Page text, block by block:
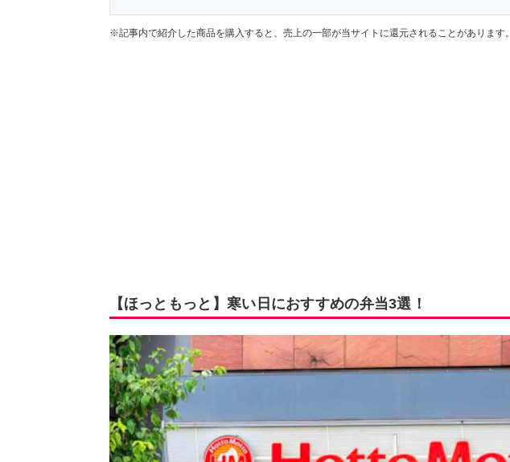
※記事内で紹介した商品を購入すると、売上の一部が当サイトに還元されることがあります。
【ほっともっと】寒い日におすすめの弁当3選！